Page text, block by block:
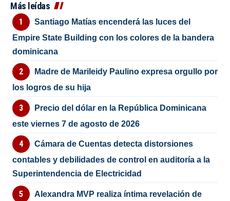
Más leídas
Santiago Matías encenderá las luces del
Empire State Building con los colores de la bandera
dominicana
Madre de Marileidy Paulino expresa orgullo por
los logros de su hija
Precio del dólar en la República Dominicana
este viernes 7 de agosto de 2026
Cámara de Cuentas detecta distorsiones
contables y debilidades de control en auditoría a la
Superintendencia de Electricidad
Alexandra MVP realiza íntima revelación de